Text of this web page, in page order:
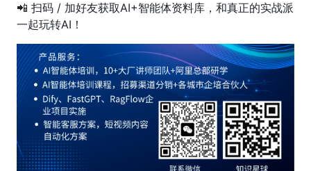
📲 扫码 / 加好友获取AI+智能体资料库，和真正的实战派
一起玩转AI！